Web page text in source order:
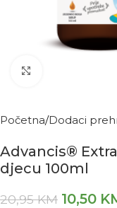
Početna Dodaci
Advancis®
djecu 100ml
20,95KM 10,50